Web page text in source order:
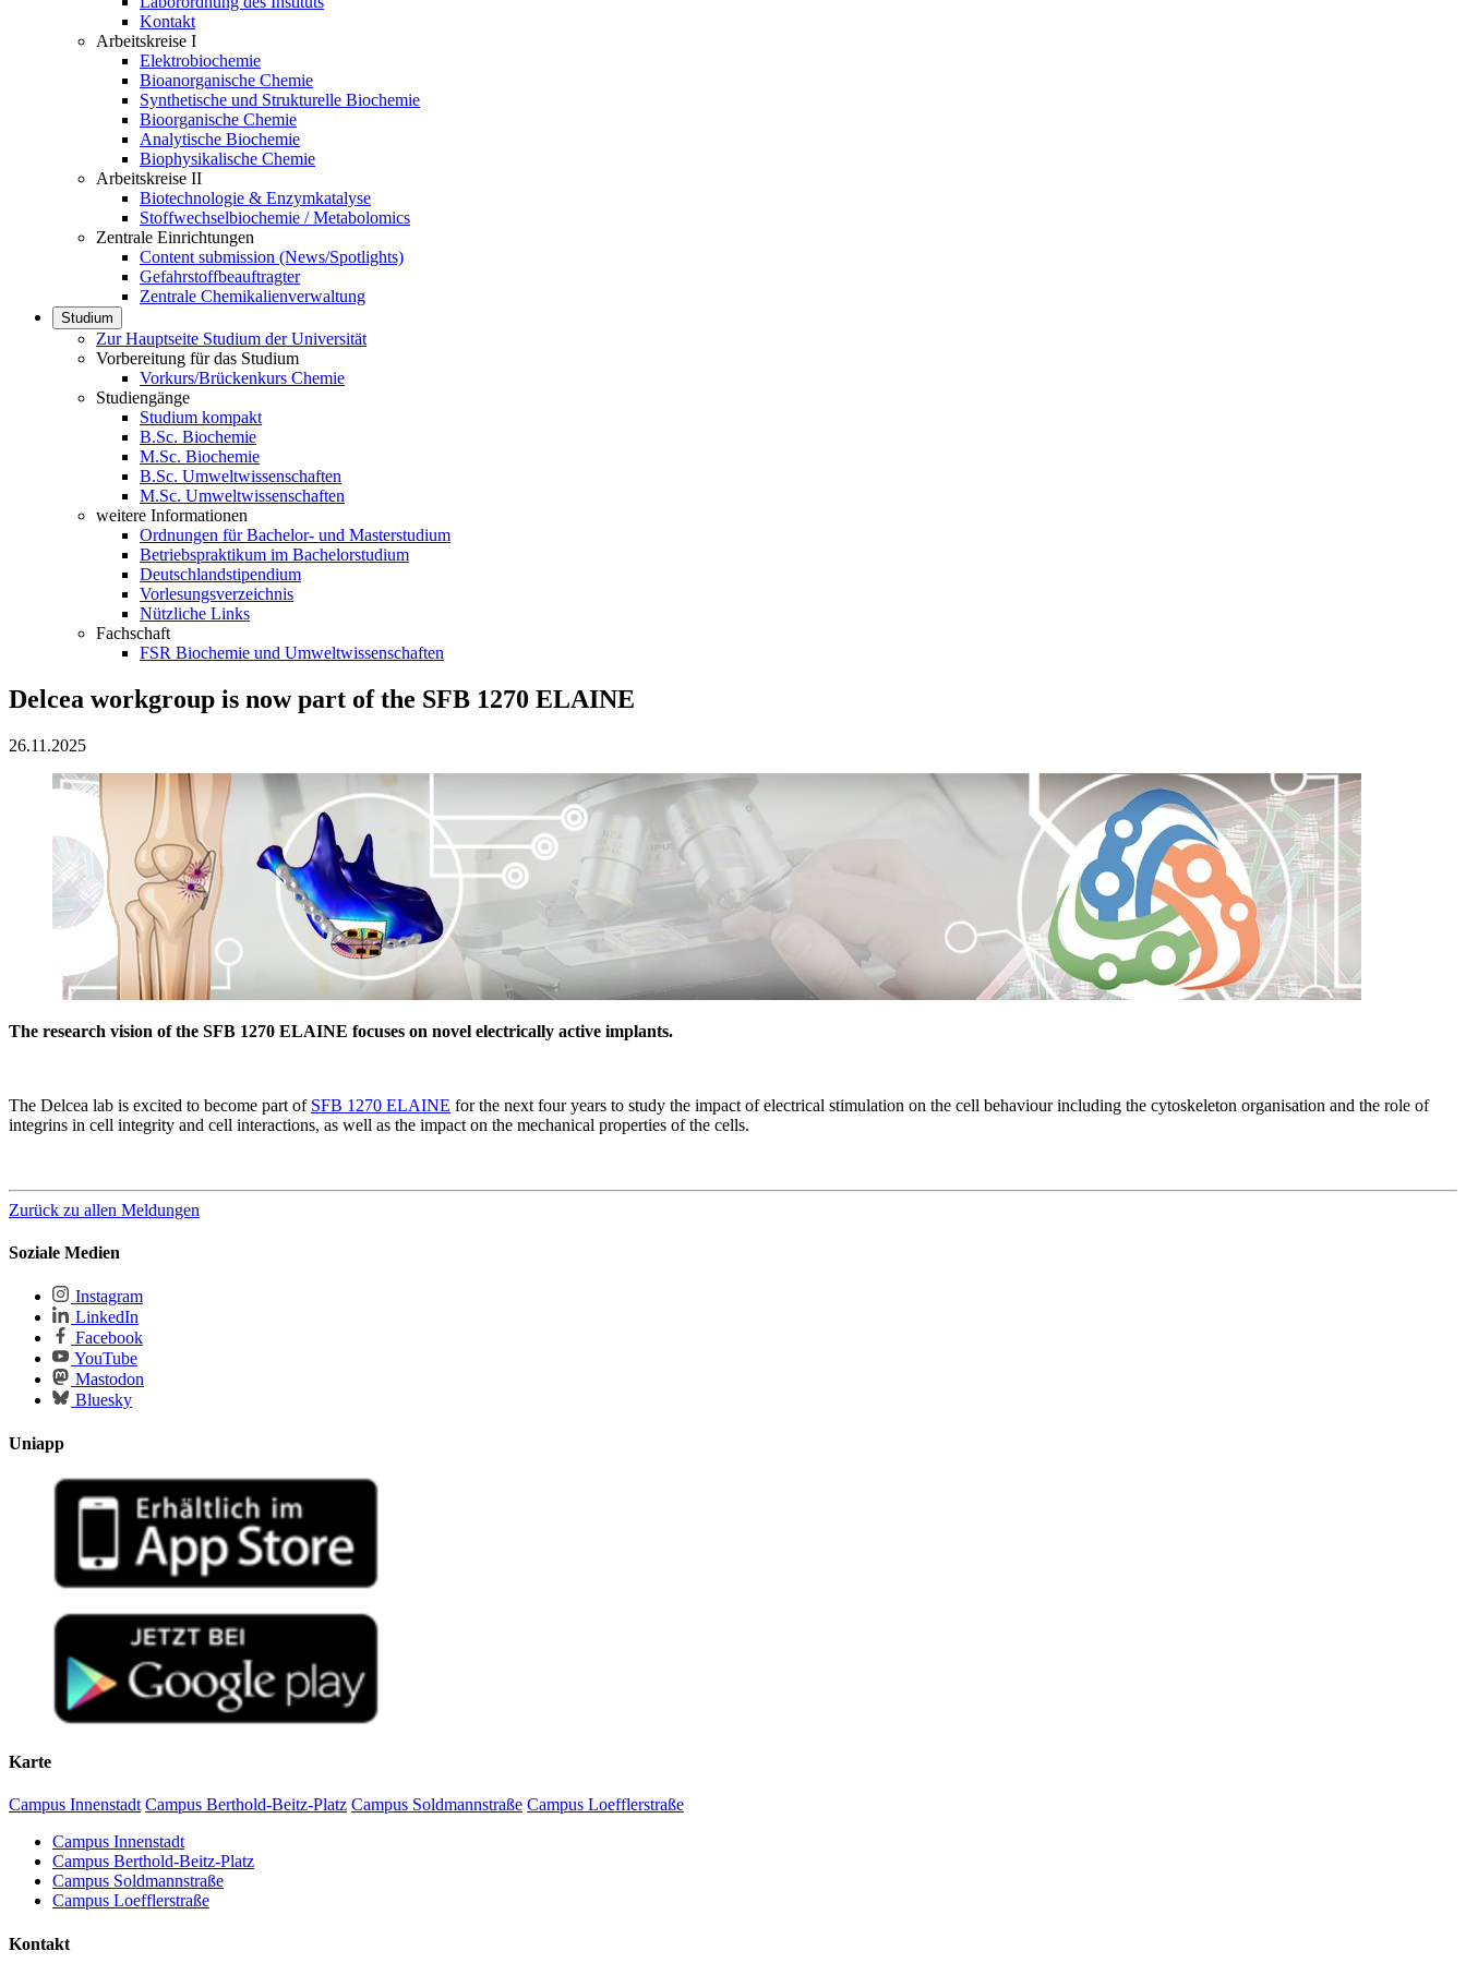
Kontakt
Arbeitskreise I
Elektrobiochemie
Bioanorganische Chemie
Synthetische und Strukturelle Biochemie
Bioorganische Chemie
Analytische Biochemie
Biophysikalische Chemie
Arbeitskreise II
Biotechnologie & Enzymkatalyse
Stoffwechselbiochemie / Metabolomics
Zentrale Einrichtungen
Content submission (News/Spotlights)
Gefahrstoffbeauftragter
Zentrale Chemikalienverwaltung
Studium
Zur Hauptseite Studium der Universität
Vorbereitung für das Studium
Vorkurs/Brückenkurs Chemie
Studiengänge
Studium kompakt
B.Sc. Biochemie
M.Sc. Biochemie
B.Sc. Umweltwissenschaften
M.Sc. Umweltwissenschaften
weitere Informationen
Ordnungen für Bachelor- und Masterstudium
Betriebspraktikum im Bachelorstudium
Deutschlandstipendium
Vorlesungsverzeichnis
Nützliche Links
Fachschaft
FSR Biochemie und Umweltwissenschaften
Delcea workgroup is now part of the SFB 1270 ELAINE
26.11.2025
The research vision of the SFB 1270 ELAINE focuses on novel electrically active implants.
The Delcea lab is excited to become part of SFB 1270 ELAINE for the next four years to study the impact of electrical stimulation on the cell behaviour including the cytoskeleton organisation and the role of
integrins in cell integrity and cell interactions, as well as the impact on the mechanical properties of the cells.
Zurück zu allen Meldungen
Soziale Medien
Instagram
LinkedIn
Facebook
YouTube
Mastodon
Bluesky
Uniapp
Karte
Campus Innenstadt Campus Berthold-Beitz-Platz Campus Soldmannstraße Campus Loefflerstraße
Campus Innenstadt
Campus Berthold-Beitz-Platz
Campus Soldmannstraße
Campus Loefflerstraße
Kontakt